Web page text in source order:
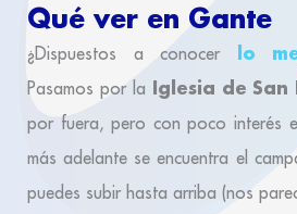
Qué ver en Gante
¿Dispuestos a conocer lo
Pasamos por la Iglesia de San
por fuera, pero con poco interés
más adelante se encuentra el
puedes subir hasta arriba (nos